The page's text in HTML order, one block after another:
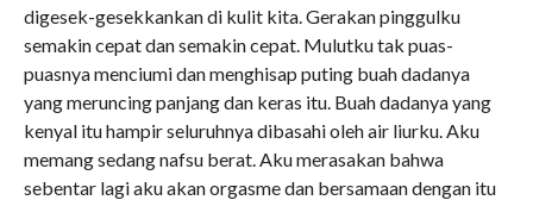
digesek-gesekkankan di kulit kita. Gerakan pinggulku
semakin cepat dan semakin cepat. Mulutku tak puas-
puasnya menciumi dan menghisap puting buah dadanya
yang meruncing panjang dan keras itu. Buah dadanya yang
kenyal itu hampir seluruhnya dibasahi oleh air liurku. Aku
memang sedang nafsu berat. Aku merasakan bahwa
sebentar lagi aku akan orgasme dan bersamaan dengan itu